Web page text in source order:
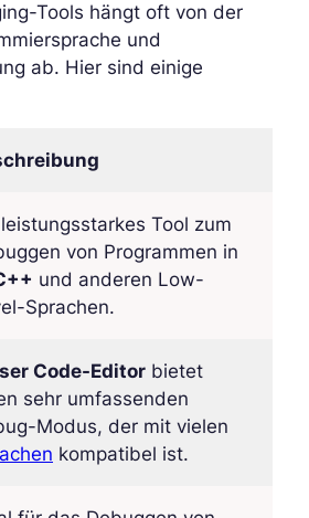
Tools hängt oft von der
und
ab. Hier sind einige
Tool zum
von Programmen in
und anderen Low-
Sprachen.
Code-Editor bietet
sehr umfassenden
Modus, der mit vielen
kompatibel ist.